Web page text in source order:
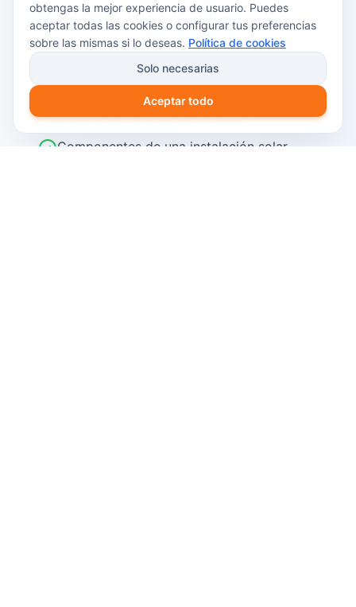
Cómo funciona el autoconsumo
fotovoltaico
Ayudas y subvenciones disponibles en
2026
Cálculo del retorno de inversión
Componentes de una instalación solar
obtengas la mejor experiencia de usuario. Puedes
aceptar todas las cookies o configurar tus preferencias
sobre las mismas si lo deseas. Política de cookies
Solo necesarias
Aceptar todo